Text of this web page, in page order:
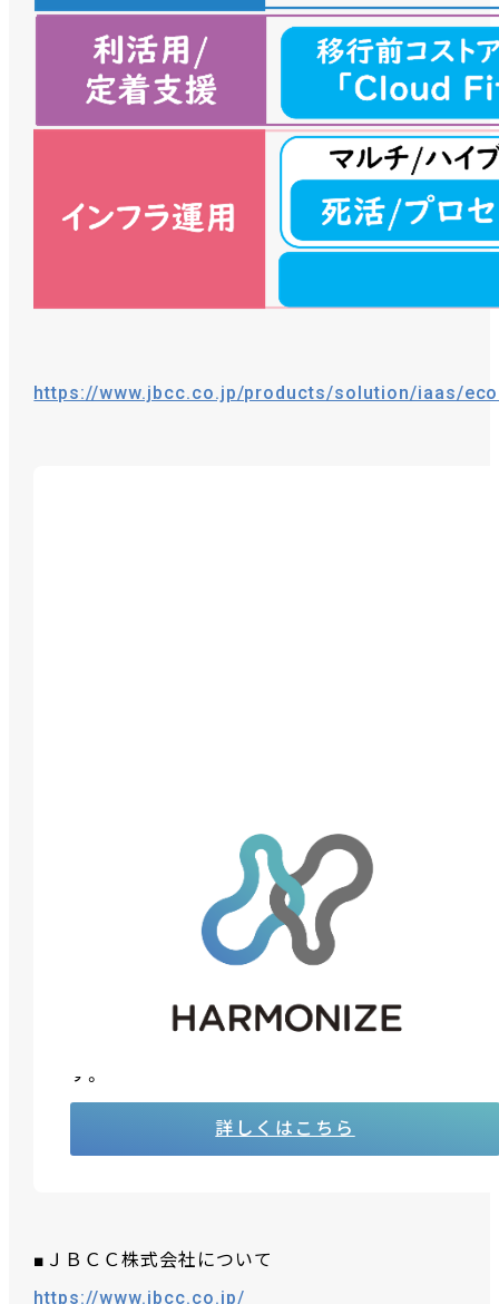
https://www.jbcc.co.jp/products/solution/iaas/
「HARMONIZE」は、ＪＢグループが提供する超高速
開発、クラウド、セキュリティ、データ連携等のソリ
ューションを、経済産業省の提唱するDXフレーム
ス体系。ＪＢグループが持つデジタルテクノロジー
す。
詳しくはこちら
■ＪＢＣＣ株式会社について
https://www.jbcc.co.jp/